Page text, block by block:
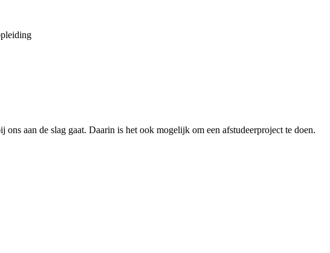
aan de slag gaat. Daarin is het ook mogelijk om een afstudeerproject te doen.